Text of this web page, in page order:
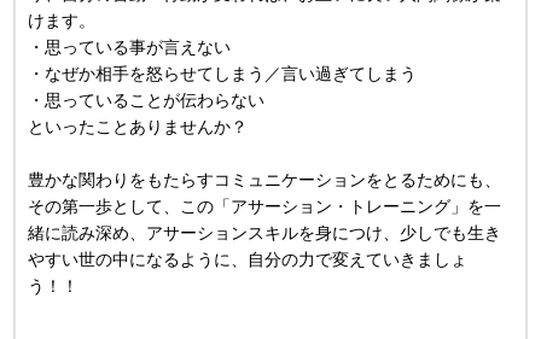
けます。
・思っている事が言えない
・なぜか相手を怒らせてしまう／言い過ぎてしまう
・思っていることが伝わらない
といったことありませんか？
豊かな関わりをもたらすコミュニケーションをとるためにも、
その第一歩として、この「アサーション・トレーニング」を一
緒に読み深め、アサーションスキルを身につけ、少しでも生き
やすい世の中になるように、自分の力で変えていきましょ
う！！